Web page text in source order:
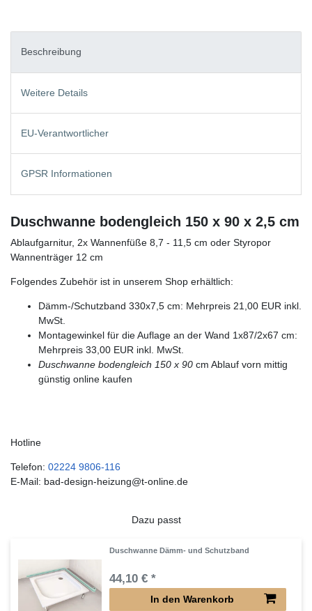
Beschreibung
Weitere Details
EU-Verantwortlicher
GPSR Informationen
Duschwanne bodengleich 150 x 90 x 2,5 cm
Ablaufgarnitur, 2x Wannenfüße 8,7 - 11,5 cm oder Styropor
Wannenträger 12 cm
Folgendes Zubehör ist in unserem Shop erhältlich:
Dämm-/Schutzband 330x7,5 cm: Mehrpreis 21,00 EUR inkl.
MwSt.
Montagewinkel für die Auflage an der Wand 1x87/2x67 cm:
Mehrpreis 33,00 EUR inkl. MwSt.
Duschwanne bodengleich 150 x 90 cm Ablauf vorn mittig
günstig online kaufen
Hotline
Telefon: 02224 9806-116
E-Mail: bad-design-heizung@t-online.de
Dazu passt
Duschwanne Dämm- und Schutzband
44,10 € *
In den Warenkorb